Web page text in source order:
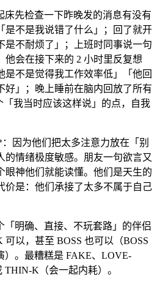
床先检查一下昨晚发的消息有没有
是不是我说错了什么」；回了就开
是不耐烦了」；上班时同事说一句
他会在接下来的 2 小时里反复想
是不是觉得我工作效率低」「他回
好」；晚上睡前在脑内回放了所有
「我当时应该这样说」的点，自我
因为他们把太多注意力放在「别
的情绪极度敏感。朋友一句欲言又
眼神他们就能读懂。他们是天生的
价是：他们承接了太多不属于自己
「明确、直接、不玩套路」的伴侣
以，甚至 BOSS 也可以（BOSS
）。最糟糕是 FAKE、LOVE-
K（会一起内耗）。